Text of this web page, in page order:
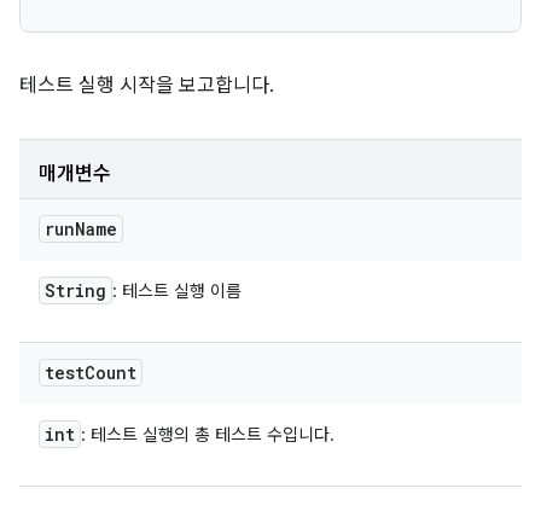
테스트 실행 시작을 보고합니다.
매개변수
runName
String : 테스트 실행 이름
testCount
int : 테스트 실행의 총 테스트 수입니다.